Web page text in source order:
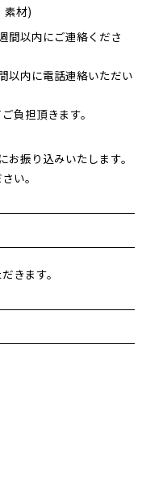
素材)
間以内にご連絡くださ
以内に電話連絡いただい
負担頂きます。
振り込みいたします。
い。
きます。